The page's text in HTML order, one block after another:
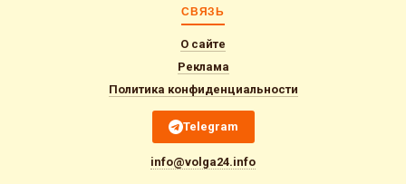
СВЯЗЬ
О сайте
Реклама
Политика конфиденциальности
Telegram
info@volga24.info